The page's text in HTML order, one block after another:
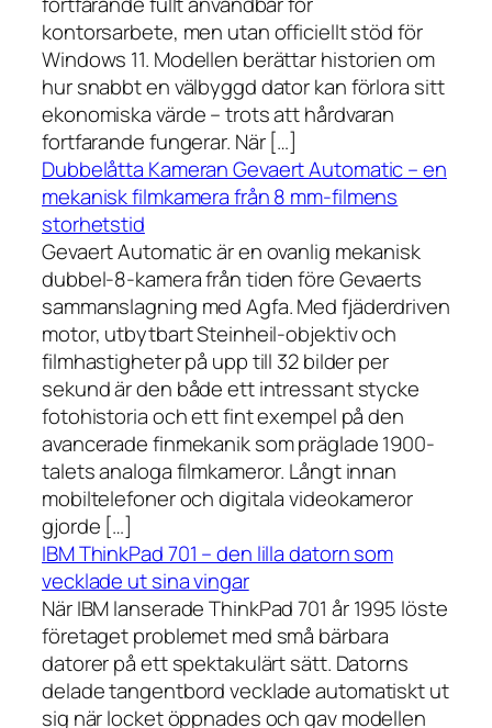
kontorsarbete, men utan officiellt stöd för
Windows 11. Modellen berättar historien om
hur snabbt en välbyggd dator kan förlora sitt
ekonomiska värde – trots att hårdvaran
fortfarande fungerar. När […]
Dubbelåtta Kameran Gevaert Automatic – en
mekanisk filmkamera från 8 mm-filmens
storhetstid
Gevaert Automatic är en ovanlig mekanisk
dubbel-8-kamera från tiden före Gevaerts
sammanslagning med Agfa. Med fjäderdriven
motor, utbytbart Steinheil-objektiv och
filmhastigheter på upp till 32 bilder per
sekund är den både ett intressant stycke
fotohistoria och ett fint exempel på den
avancerade finmekanik som präglade 1900-
talets analoga filmkameror. Långt innan
mobiltelefoner och digitala videokameror
gjorde […]
IBM ThinkPad 701 – den lilla datorn som
vecklade ut sina vingar
När IBM lanserade ThinkPad 701 år 1995 löste
företaget problemet med små bärbara
datorer på ett spektakulärt sätt. Datorns
delade tangentbord vecklade automatiskt ut
sig när locket öppnades och gav modellen